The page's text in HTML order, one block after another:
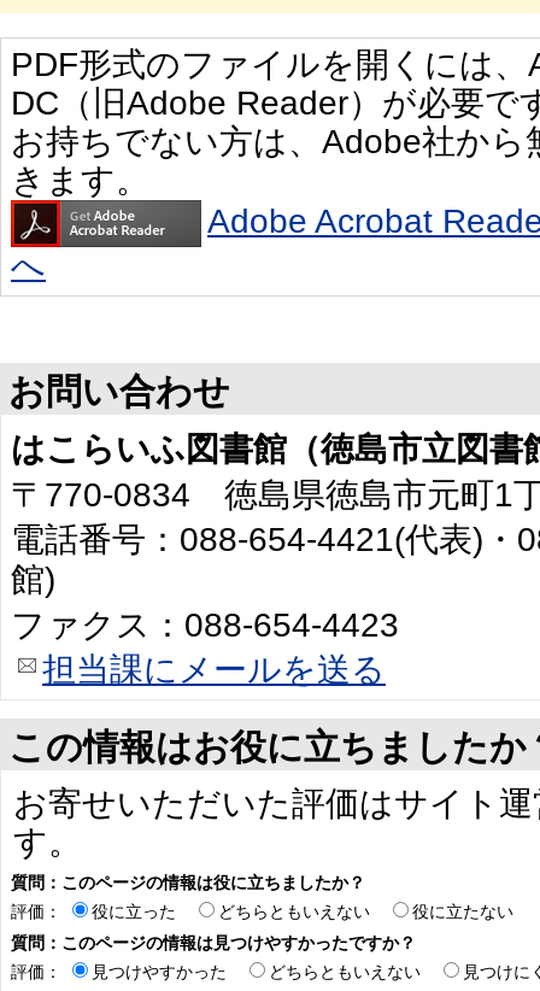
PDF形式のファイルを開くには
DC（旧Adobe Reader）が必要で
お持ちでない方は、Adobe社か
きます。
Adobe Acrobat
へ
お問い合わせ
はこらいふ図書館（徳島市立図書
〒770-0834 徳島県徳島市元町1
電話番号：088-654-4421(代表)・
館)
ファクス：088-654-4423
担当課にメールを送る
この情報はお役に立ちましたか
お寄せいただいた評価はサイト
す。
質問：このページの情報は役に立ちましたか？
評価：
役に立った どちらともいえない
役に立たない
質問：このページの情報は見つけやすかったですか？
評価：
見つけやすかった どちらともいえない 見つけに